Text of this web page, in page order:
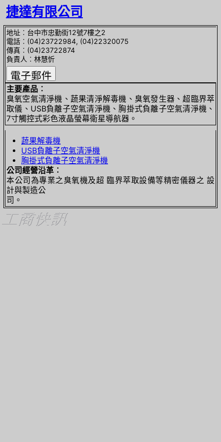
捷達有限公司
地址︰台中市忠勤街12號7樓之2
電話︰(04)23722984, (04)22320075
傳真︰(04)23722874
負責人︰林慧忻
主要產品︰
臭氧空氣清淨機、蔬果清淨解毒機、臭氧發生器、超臨界萃
取儀、USB負離子空氣清淨機、胸掛式負離子空氣清淨機、
7寸觸控式彩色液晶螢幕衛星導航器。
蔬果解毒機
USB負離子空氣清淨機
胸掛式負離子空氣清淨機
公司經營沿革︰
本公司為專業之臭氧機及超 臨界萃取設備等精密儀器之 設
計與製造公
司。